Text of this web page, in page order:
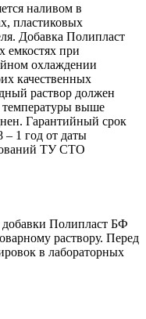
наливом в
пластиковых
Добавка Полипласт
емкостях при
охлаждении
качественных
раствор должен
температуры выше
Гарантийный срок
1 год от даты
ТУ СТО
добавки Полипласт БФ
раствору. Перед
в лабораторных